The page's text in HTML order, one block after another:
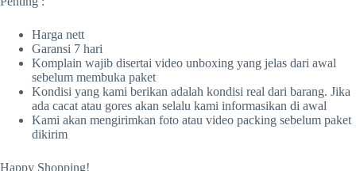
Harga nett
Garansi 7 hari
Komplain wajib disertai video unboxing yang jelas dari awal
sebelum membuka paket
Kondisi yang kami berikan adalah kondisi real dari barang. Jika
ada cacat atau gores akan selalu kami informasikan di awal
Kami akan mengirimkan foto atau video packing sebelum paket
dikirim
Happy Shopping!